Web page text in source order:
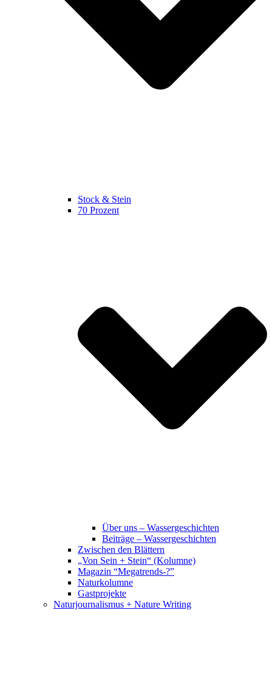
Stock & Stein
70 Prozent
Über uns – Wassergeschichten
Beiträge – Wassergeschichten
Zwischen den Blättern
„Von Sein + Stein“ (Kolumne)
Magazin “Megatrends-?”
Naturkolumne
Gastprojekte
Naturjournalismus + Nature Writing